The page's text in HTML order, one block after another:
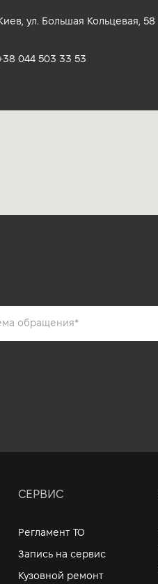
ул. Большая Кольцевая, 58
044 503 33 53
СЕРВИС
Регламент ТО
Запись на сервис
Кузовной ремонт